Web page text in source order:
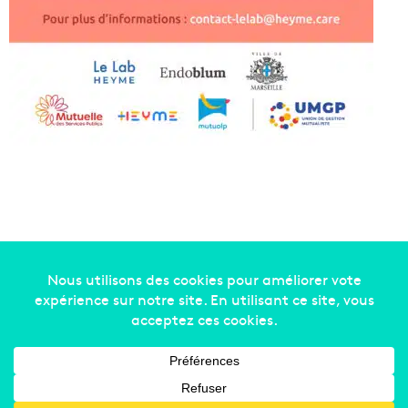
Copyright © 2014-2022Made in Marseille. Tous droits
mentions légales-nous contacter
sommes-nous-annonceurs
Facebook
X LinkedinYouTubeInstagram
RSS